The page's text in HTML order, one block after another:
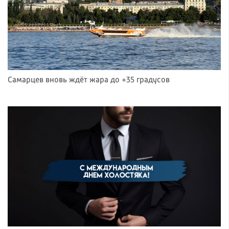
Самарцев вновь ждёт жара до +35 градусов